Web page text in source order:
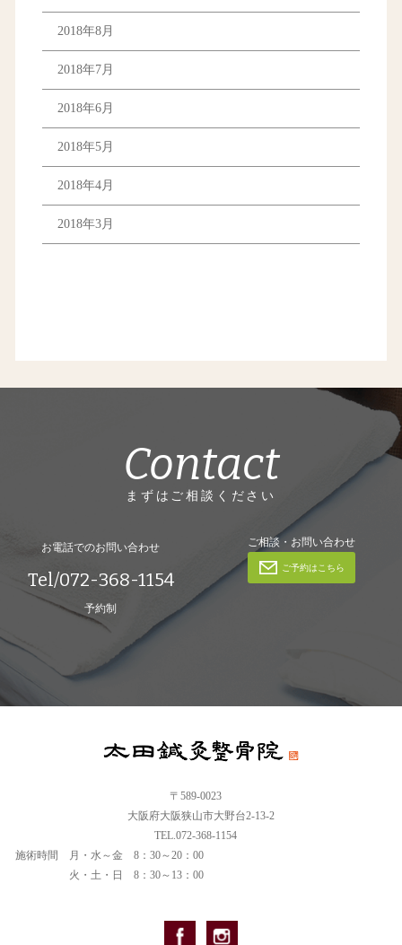
2018年8月
2018年7月
2018年6月
2018年5月
2018年4月
2018年3月
Contact
まずはご相談ください
お電話でのお問い合わせ
Tel/072-368-1154
予約制
ご相談・お問い合わせ
ご予約はこちら
〒589-0023
大阪府大阪狭山市大野台2-13-2
TEL.072-368-1154
施術時間
月・水～金 8：30～20：00
火・土・日 8：30～13：00